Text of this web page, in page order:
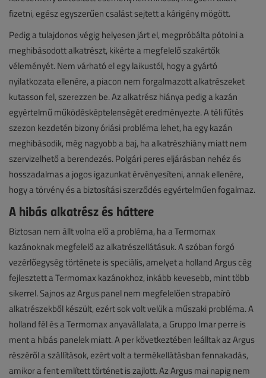
fizetni, egész egyszerűen csalást sejtett a kárigény mögött.
Pedig a tulajdonos végig helyesen járt el, megpróbálta pótolni a
meghibásodott alkatrészt, kikérte a megfelelő szakértők
véleményét. Nem várható el egy laikustól, hogy a gyártó
nyilatkozata ellenére, a piacon nem forgalmazott alkatrészeket
kutasson fel, szerezzen be. Az alkatrész hiánya pedig a kazán
egyértelmű működésképtelenségét eredményezte. A téli fűtés
szezon kezdetén bizony óriási probléma lehet, ha egy kazán
meghibásodik, még nagyobb a baj, ha alkatrészhiány miatt nem
szervizelhető a berendezés. Polgári peres eljárásban nehéz és
hosszadalmas a jogos igazunkat érvényesíteni, annak ellenére,
hogy a törvény és a biztosítási szerződés egyértelműen fogalmaz.
A hibás alkatrész és háttere
Biztosan nem állt volna elő a probléma, ha a Termomax
kazánoknak megfelelő az alkatrészellátásuk. A szóban forgó
vezérlőegység története is speciális, amelyet a holland Argus cég
fejlesztett a Termomax kazánokhoz, inkább kevesebb, mint több
sikerrel. Sajnos az Argus panel nem megfelelően strapabíró
alkatrészekből készült, ezért sok volt velük a műszaki probléma. A
holland fél és a Termomax anyavállalata, a Gruppo Imar perre is
ment a hibás panelek miatt. A per következtében leálltak az Argus
részéről a szállítások, ezért volt a termékellátásban fennakadás,
amikor a fent említett történet is zajlott. Az Argus mai napig nem